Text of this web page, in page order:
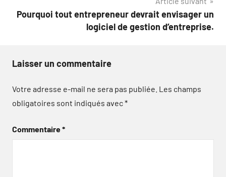
Pourquoi tout entrepreneur devrait envisager un
logiciel de gestion d’entreprise.
Laisser un commentaire
Votre adresse e-mail ne sera pas publiée. Les champs
obligatoires sont indiqués avec*
Commentaire*